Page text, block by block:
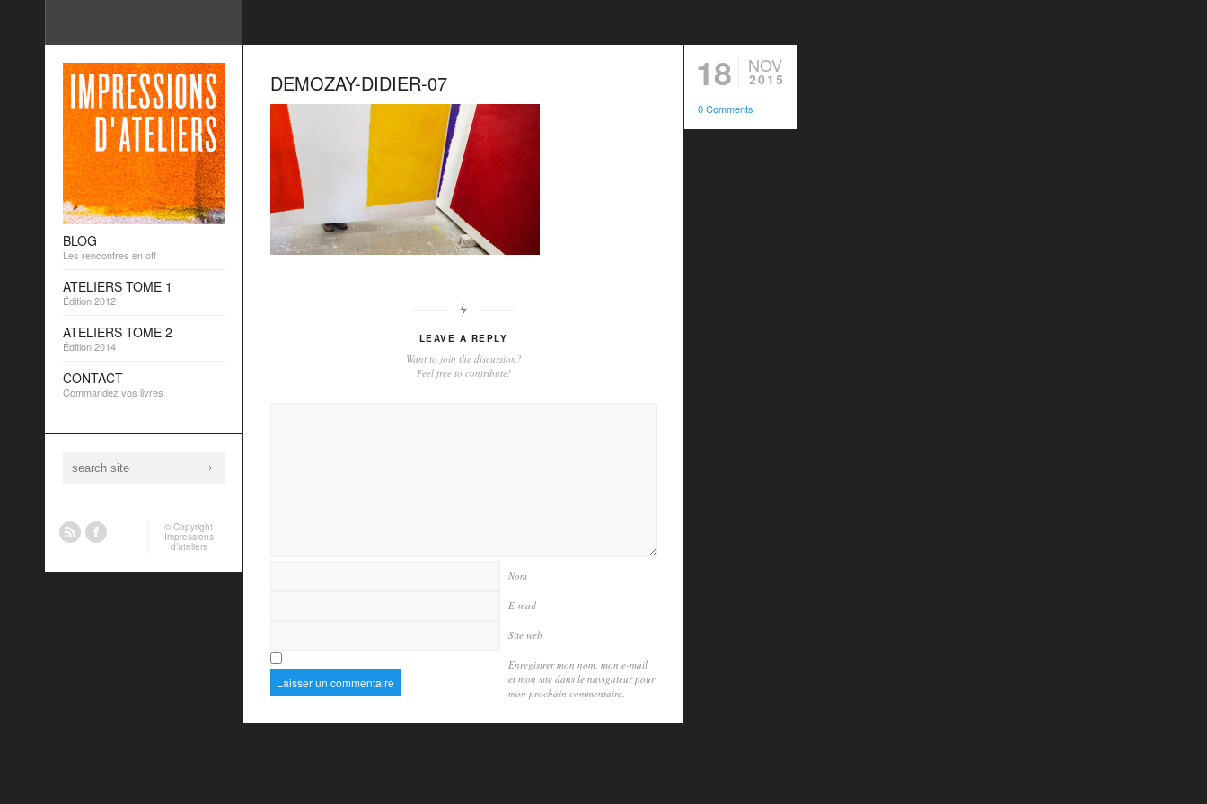
DEMOZAY-DIDIER-07 18 NOV
2015
0 Comments
LEAVE A REPLY
Want to join the discussion?
Feel free to contribute!
Nom
E-mail
Site web
Enregistrer mon nom, mon e-mail
et mon site dans le navigateur pour
mon prochain commentaire.
BLOG
Les rencontres en off
ATELIERS TOME 1
Édition 2012
ATELIERS TOME 2
Édition 2014
CONTACT
Commandez vos livres
© Copyright
Impressions
d’ateliers